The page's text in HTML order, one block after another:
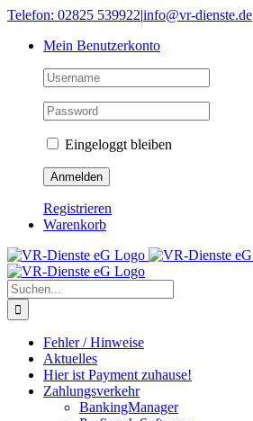
Skip
content
Telefon: 02825 539922|info@vr-dienste.de
Mein Benutzerkonto
Eingeloggt bleiben
Registrieren
Warenkorb
Suche
nach:
Fehler / Hinweise
Aktuelles
Hier ist Payment zuhause!
Zahlungsverkehr
BankingManager